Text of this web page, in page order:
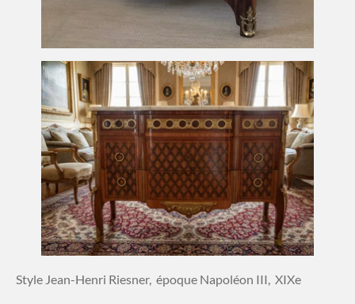
Style Jean-Henri Riesner, époque Napoléon III, XIXe